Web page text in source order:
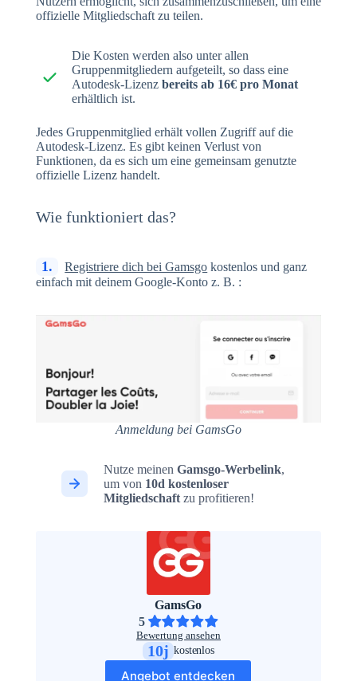
offizielle Mitgliedschaft zu teilen.
Die Kosten werden also unter allen
Gruppenmitgliedern aufgeteilt, so dass eine
Autodesk-Lizenz bereits ab 16€ pro Monat
erhältlich ist.
Jedes Gruppenmitglied erhält vollen Zugriff auf die
Autodesk-Lizenz. Es gibt keinen Verlust von
Funktionen, da es sich um eine gemeinsam genutzte
offizielle Lizenz handelt.
Wie funktioniert das?
1. Registriere dich bei Gamsgo kostenlos und ganz
einfach mit deinem Google-Konto z. B. :
Anmeldung bei GamsGo
Nutze meinen Gamsgo-Werbelink,
um von 10d kostenloser
Mitgliedschaftzu profitieren!
GamsGo
5
Bewertung ansehen
10j kostenlos
Angebot entdecken